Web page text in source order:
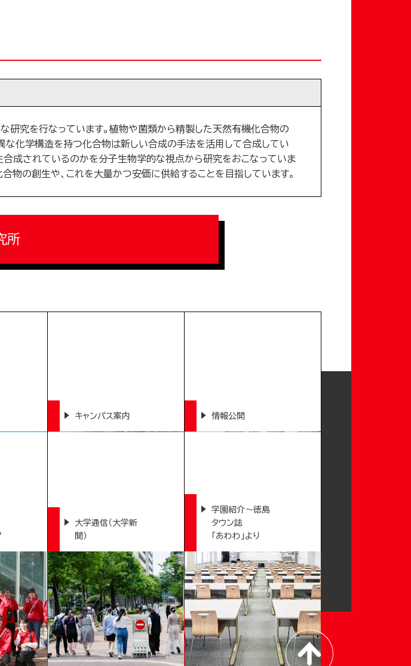
研究を行なっています。植物や菌類から精製した天然有機化合物の
化学構造を持つ化合物は新しい合成の手法を活用して合成してい
成されているのかを分子生物学的な視点から研究をおこなっていま
物の創生や、これを大量かつ安価に供給することを目指しています。
所
キャンパス案内 情報公開
大学通信（大学新
聞）
学園紹介～徳島
タウン誌
「あわわ」より